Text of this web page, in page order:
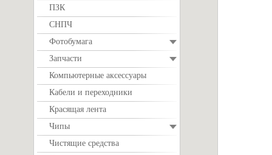
ПЗК
СНПЧ
Фотобумага
Запчасти
Компьютерные аксессуары
Кабели и переходники
Красящая лента
Чипы
Чистящие средства